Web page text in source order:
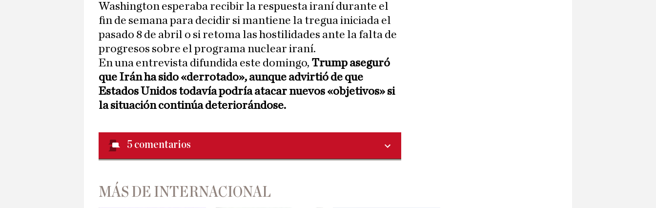
Washington esperaba recibir la respuesta iraní durante el
fin de semana para decidir si mantiene la tregua iniciada el
pasado 8 de abril o si retoma las hostilidades ante la falta de
progresos sobre el programa nuclear iraní.
En una entrevista difundida este domingo, Trump aseguró
que Irán ha sido «derrotado», aunque advirtió de que
Estados Unidos todavía podría atacar nuevos «objetivos» si
la situación continúa deteriorándose.
5 comentarios
MÁS DE INTERNACIONAL